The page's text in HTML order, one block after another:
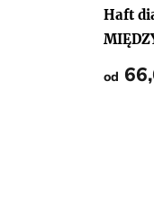
Haft
od